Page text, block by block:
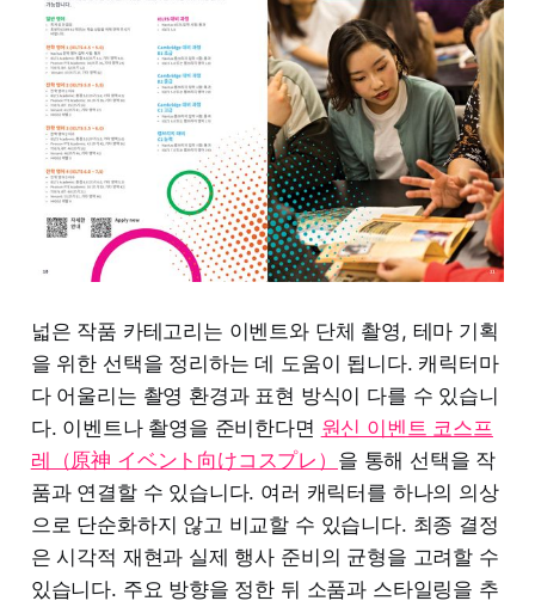
넓은 작품 카테고리는 이벤트와 단체 촬영, 테마 기획
을 위한 선택을 정리하는 데 도움이 됩니다. 캐릭터마
다 어울리는 촬영 환경과 표현 방식이 다를 수 있습니
다. 이벤트나 촬영을 준비한다면 원신 이벤트 코스프
레（原神 イベント向けコスプレ） 을 통해 선택을 작
품과 연결할 수 있습니다. 여러 캐릭터를 하나의 의상
으로 단순화하지 않고 비교할 수 있습니다. 최종 결정
은 시각적 재현과 실제 행사 준비의 균형을 고려할 수
있습니다. 주요 방향을 정한 뒤 소품과 스타일링을 추